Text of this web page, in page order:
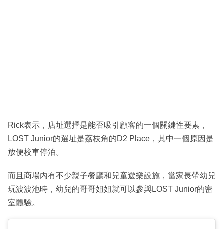
Rick表示，店址選擇是能否吸引顧客的一個關鍵性要素，
LOST Junior的選址是荔枝角的D2 Place，其中一個原因是
放便校車停泊。
而且商場內有不少親子餐廳和兒童遊樂設施，當家長帶幼兒
玩波波池時，幼兒的哥哥姐姐就可以參與LOST Junior的密
室體驗。